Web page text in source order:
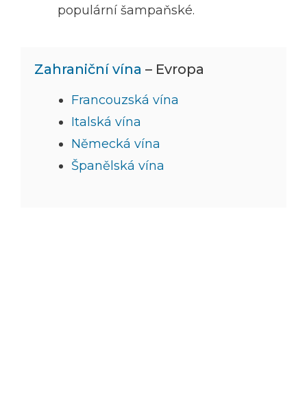
populární šampaňské.
Zahraniční vína – Evropa
Francouzská vína
Italská vína
Německá vína
Španělská vína